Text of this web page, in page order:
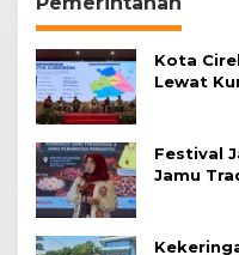
Kota
Lewat
Festival
Jamu